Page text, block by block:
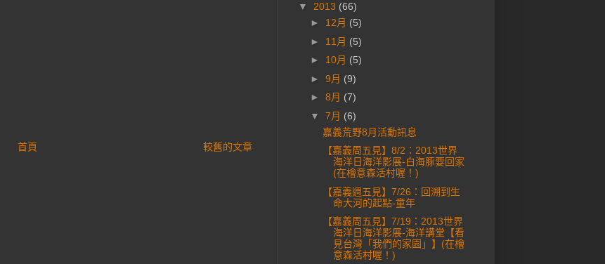
較舊的文章
首頁
▼ 2013 (66)
► 12月 (5)
► 11月 (5)
► 10月 (5)
► 9月 (9)
► 8月 (7)
▼ 7月 (6)
嘉義荒野8月活動訊息
【嘉義周五見】8/2：2013世界
海洋日海洋影展-白海豚要回家
(在檜意森活村喔！)
【嘉義週五見】7/26：回溯到生
命大河的起點-童年
【嘉義周五見】7/19：2013世界
海洋日海洋影展-海洋講堂【看
見台灣「我們的家園」】(在檜
意森活村喔！)